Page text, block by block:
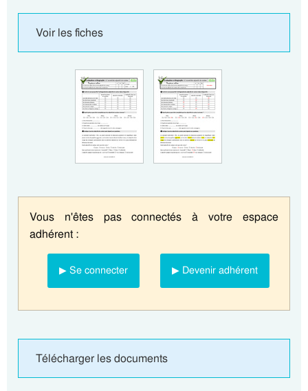
Voir les fiches
Vous n'êtes pas connectés à votre espace
adhérent :
▶ Se connecter ▶ Devenir adhérent
Télécharger les documents